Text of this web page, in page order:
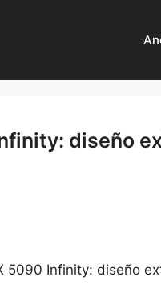
diseño
5090 Infinity: diseño